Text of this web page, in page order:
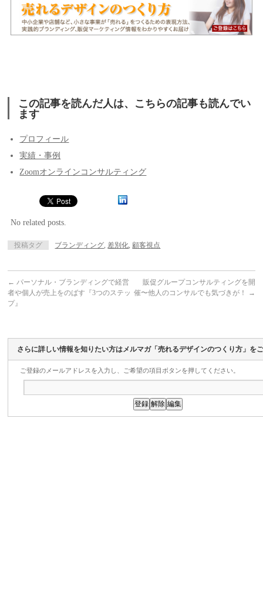
この記事を読んだ人は、こちらの記事も読んでい
ます
プロフィール
実績・事例
Zoomオンラインコンサルティング
No related posts.
投稿タグ ブランディング, 差別化,顧客視点
← パーソナル・ブランディングで経営
者や個人が売上をのばす『3つのステッ
プ』
販促グループコンサルティングを開
催〜他人のコンサルでも気づきが！
→
さらに詳しい情報を知りたい方はメルマガ「売れるデザインのつくり方」を
ご登録のメールアドレスを入力し、ご希望の項目ボタンを押してください。